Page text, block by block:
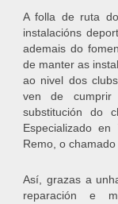
A folla de ruta
instalacións
ademais do
de manter as
ao nivel dos
ven de cumprir
substitución do
Especializado
Remo, o
Así, grazas a
reparación e